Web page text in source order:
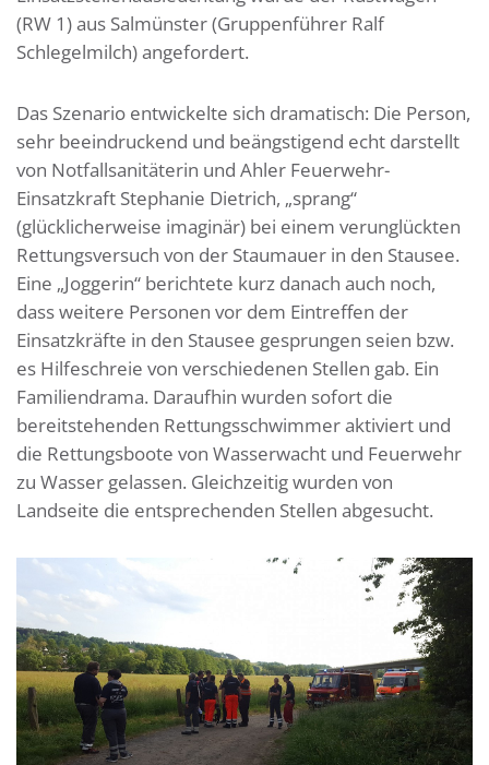
(RW 1) aus Salmünster (Gruppenführer Ralf
Schlegelmilch) angefordert.
Das Szenario entwickelte sich dramatisch: Die Person,
sehr beeindruckend und beängstigend echt darstellt
von Notfallsanitäterin und Ahler Feuerwehr-
Einsatzkraft Stephanie Dietrich, „sprang“
(glücklicherweise imaginär) bei einem verunglückten
Rettungsversuch von der Staumauer in den Stausee.
Eine „Joggerin“ berichtete kurz danach auch noch,
dass weitere Personen vor dem Eintreffen der
Einsatzkräfte in den Stausee gesprungen seien bzw.
es Hilfeschreie von verschiedenen Stellen gab. Ein
Familiendrama. Daraufhin wurden sofort die
bereitstehenden Rettungsschwimmer aktiviert und
die Rettungsboote von Wasserwacht und Feuerwehr
zu Wasser gelassen. Gleichzeitig wurden von
Landseite die entsprechenden Stellen abgesucht.